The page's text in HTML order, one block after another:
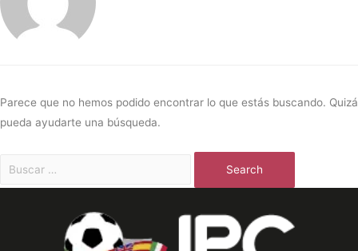
Parece que no hemos podido encontrar lo que estás buscando. Quizá
pueda ayudarte una búsqueda.